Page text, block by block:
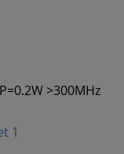
>300MHz